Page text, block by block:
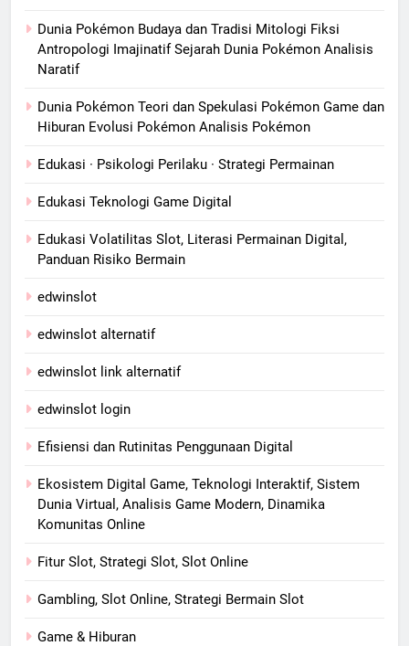
Dunia Pokémon Budaya dan Tradisi Mitologi Fiksi
Antropologi Imajinatif Sejarah Dunia Pokémon Analisis
Naratif
Dunia Pokémon Teori dan Spekulasi Pokémon Game dan
Hiburan Evolusi Pokémon Analisis Pokémon
Edukasi · Psikologi Perilaku · Strategi Permainan
Edukasi Teknologi Game Digital
Edukasi Volatilitas Slot, Literasi Permainan Digital,
Panduan Risiko Bermain
edwinslot
edwinslot alternatif
edwinslot link alternatif
edwinslot login
Efisiensi dan Rutinitas Penggunaan Digital
Ekosistem Digital Game, Teknologi Interaktif, Sistem
Dunia Virtual, Analisis Game Modern, Dinamika
Komunitas Online
Fitur Slot, Strategi Slot, Slot Online
Gambling, Slot Online, Strategi Bermain Slot
Game & Hiburan